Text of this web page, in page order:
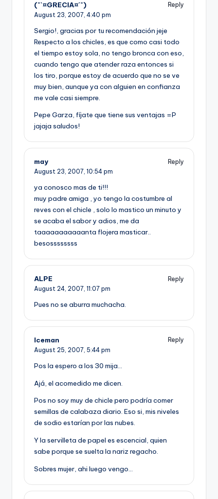
(¯`¤GRECIA¤´¯)
Reply
August 23, 2007, 4:40 pm
Sergio!, gracias por tu recomendación jeje
Respecto a los chicles, es que como casi todo
el tiempo estoy sola, no tengo bronca con eso,
cuando tengo que atender raza entonces si
los tiro, porque estoy de acuerdo que no se ve
muy bien, aunque ya con alguien en confianza
me vale casi siempre.
Pepe Garza, fí­jate que tiene sus ventajas =P
jajaja saludos!
may
Reply
August 23, 2007, 10:54 pm
ya conosco mas de ti!!!
muy padre amiga , yo tengo la costumbre al
reves con el chicle , solo lo mastico un minuto y
se acaba el sabor y adios, me da
taaaaaaaaaaanta flojera masticar..
besossssssss
ALPE
Reply
August 24, 2007, 11:07 pm
Pues no se aburra muchacha.
Iceman
Reply
August 25, 2007, 5:44 pm
Pos la espero a los 30 mija…
Ajá, el acomedido me dicen.
Pos no soy muy de chicle pero podrí­a comer
semillas de calabaza diario. Eso si, mis niveles
de sodio estarí­an por las nubes.
Y la servilleta de papel es escencial, quien
sabe porque se suelta la nariz regacho.
Sobres mujer, ahi luego vengo…